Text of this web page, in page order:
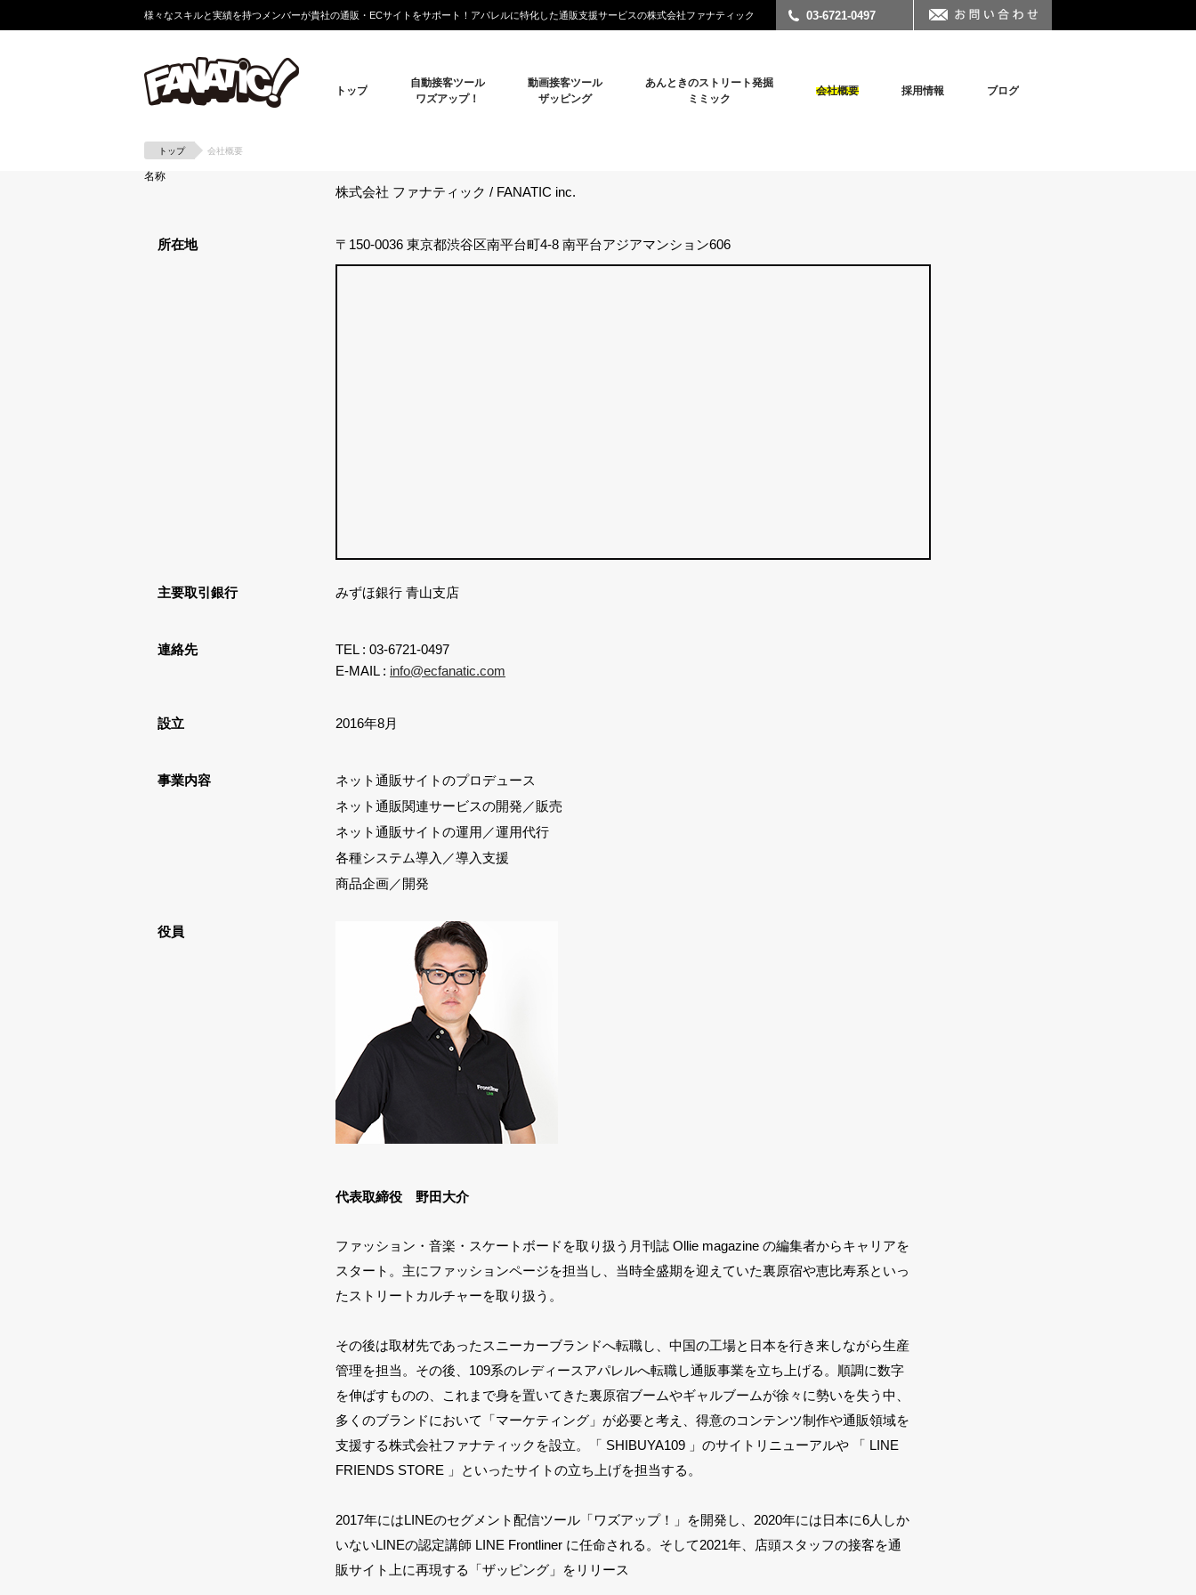
様々なスキルと実績を持つメンバーが貴社の通販・ECサイトをサポート！アパレルに特化した通販支援サービスの株式会社ファナティック 03-6721-0497
トップ
自動接客ツール
ワズアップ！
動画接客ツール
ザッピング
あんときのストリート発掘
ミミック
会社概要 採用情報 ブログ
トップ 会社概要
名称
株式会社 ファナティック / FANATIC inc.
所在地 〒150-0036 東京都渋谷区南平台町4-8 南平台アジアマンション606
主要取引銀行 みずほ銀行 青山支店
連絡先
TEL : 03-6721-0497
E-MAIL : info@ecfanatic.com
設立 2016年8月
事業内容
ネット通販サイトのプロデュース
ネット通販関連サービスの開発／販売
ネット通販サイトの運用／運用代行
各種システム導入／導入支援
商品企画／開発
役員
代表取締役 野田大介
ファッション・音楽・スケートボードを取り扱う月刊誌 Ollie magazine の編集者からキャリアを
スタート。主にファッションページを担当し、当時全盛期を迎えていた裏原宿や恵比寿系といっ
たストリートカルチャーを取り扱う。
その後は取材先であったスニーカーブランドへ転職し、中国の工場と日本を行き来しながら生産
管理を担当。その後、109系のレディースアパレルへ転職し通販事業を立ち上げる。順調に数字
を伸ばすものの、これまで身を置いてきた裏原宿ブームやギャルブームが徐々に勢いを失う中、
多くのブランドにおいて「マーケティング」が必要と考え、得意のコンテンツ制作や通販領域を
支援する株式会社ファナティックを設立。「 SHIBUYA109 」のサイトリニューアルや 「 LINE
FRIENDS STORE 」といったサイトの立ち上げを担当する。
2017年にはLINEのセグメント配信ツール「ワズアップ！」を開発し、2020年には日本に6人しか
いないLINEの認定講師 LINE Frontliner に任命される。そして2021年、店頭スタッフの接客を通
販サイト上に再現する「ザッピング」をリリース